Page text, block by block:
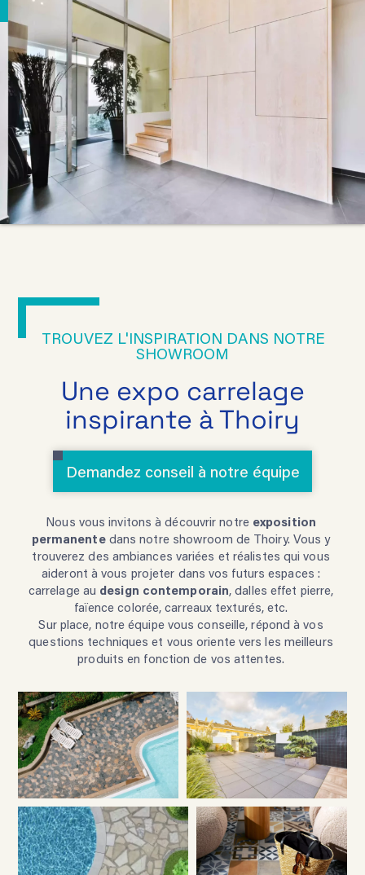
TROUVEZ L'INSPIRATION DANS NOTRE
SHOWROOM
Une expo carrelage
inspirante à Thoiry
Demandez conseil à notre équipe
Nous vous invitons à découvrir notre exposition
permanentedans notre showroom de Thoiry. Vous y
trouverez des ambiances variées et réalistes qui vous
aideront à vous projeter dans vos futurs espaces :
carrelage au design contemporain, dalles effet pierre,
faïence colorée, carreaux texturés, etc.
Sur place, notre équipe vous conseille, répond à vos
questions techniques et vous oriente vers les meilleurs
produits en fonction de vos attentes.